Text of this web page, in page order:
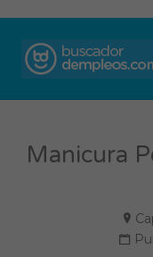
Manicura